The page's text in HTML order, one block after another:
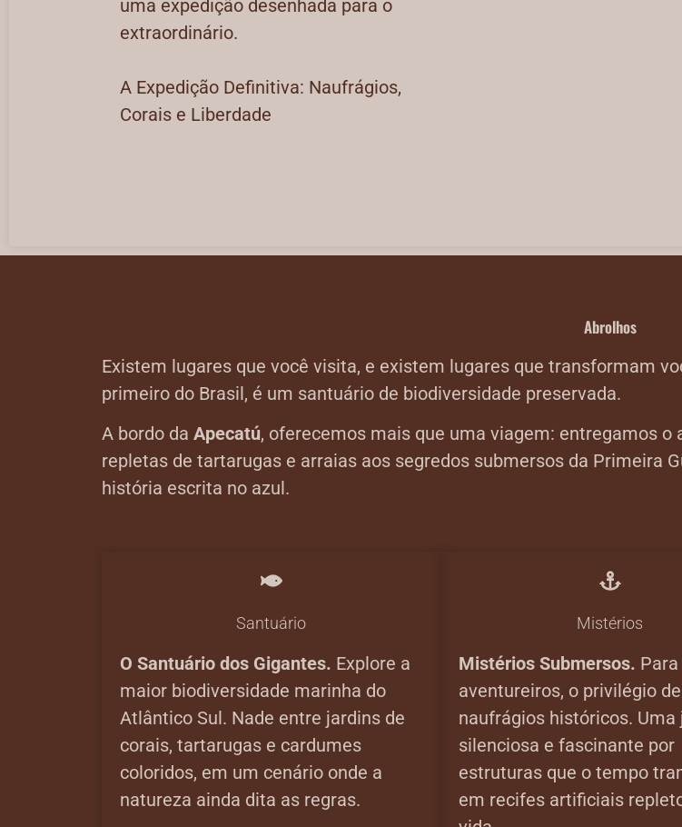
uma expedição desenhada para o
extraordinário.
A Expedição Definitiva: Naufrágios,
Corais e Liberdade
Abrolhos
Existem lugares que você visita, e existem lugares que transformam
primeiro do Brasil, é um santuário de biodiversidade preservada.
A bordo da Apecatú, oferecemos mais que uma viagem: entregamos
repletas de tartarugas e arraias aos segredos submersos da Primeira
história escrita no azul.
Santuário
O Santuário dos Gigantes. Explore a
maior biodiversidade marinha do
Atlântico Sul. Nade entre jardins de
corais, tartarugas e cardumes
coloridos, em um cenário onde a
natureza ainda dita as regras.
Mistérios
Mistérios Submersos.
aventureiros, o privilégio
naufrágios históricos. Uma
silenciosa e fascinante por
estruturas que o tempo
em recifes artificiais